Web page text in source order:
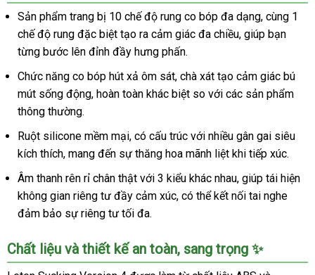
Tự
Động
Rung
Co
Bóp
Thật
Leten
Sucking
Version
4
Sản phẩm trang bị 10 chế độ rung co bóp đa dạng, cùng 1
chế độ rung đặc biệt tạo ra cảm giác đa chiều, giúp bạn
từng bước lên đỉnh đầy hưng phấn.
Chức năng co bóp hút xả ôm sát, chà xát tạo cảm giác bú
mút sống động, hoàn toàn khác biệt so với các sản phẩm
thông thường.
Ruột silicone mềm mại, có cấu trúc với nhiều gân gai siêu
kích thích, mang đến sự thăng hoa mãnh liệt khi tiếp xúc.
Âm thanh rên rỉ chân thật với 3 kiểu khác nhau, giúp tái hiện
không gian riêng tư đầy cảm xúc, có thể kết nối tai nghe
đảm bảo sự riêng tư tối đa.
Chất liệu và thiết kế an toàn, sang trọng ✨